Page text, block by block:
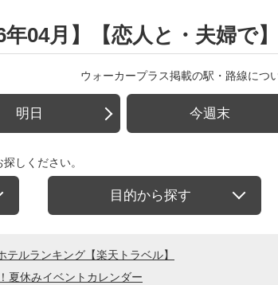
04月】【恋人と・夫婦で】
ウォーカープラス掲載の駅・路線につ
明日 今週末
しください。
目的から探す
ルランキング【楽天トラベル】
夏休みイベントカレンダー